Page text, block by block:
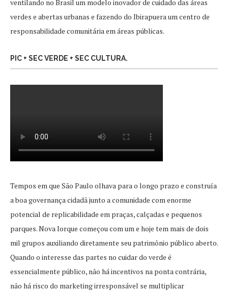
ventilando no Brasil um modelo inovador de cuidado das áreas
verdes e abertas urbanas e fazendo do Ibirapuera um centro de
responsabilidade comunitária em áreas públicas.
PIC + SEC VERDE + SEC CULTURA.
Tempos em que São Paulo olhava para o longo prazo e construía
a boa governança cidadã junto a comunidade com enorme
potencial de replicabilidade em praças, calçadas e pequenos
parques. Nova Iorque começou com um e hoje tem mais de dois
mil grupos auxiliando diretamente seu patrimônio público aberto.
Quando o interesse das partes no cuidar do verde é
essencialmente público, não há incentivos na ponta contrária,
não há risco do marketing irresponsável se multiplicar